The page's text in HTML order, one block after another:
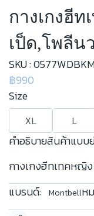
กางเกงฮี
เป็ด,โพลีน
SKU :
฿990
Size
XL L
คำอธิบายสินค้าแบบ
กางเกงฮีทเทคหญิ
แบรนด์:
Montbellห